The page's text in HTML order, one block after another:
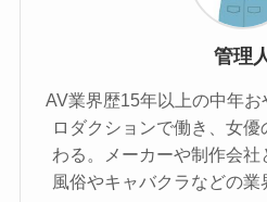
管理
AV業界歴15年以上の中年
ロダクションで働き、女
わる。メーカーや制作会社
風俗やキャバクラなどの業